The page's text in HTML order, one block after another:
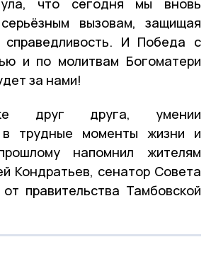
вызовам, защищая
И Победа с
и по молитвам Богоматери
за нами!
друг друга, умении
в трудные моменты жизни и
напомнил жителям
Кондратьев, сенатор Совета
правительства Тамбовской